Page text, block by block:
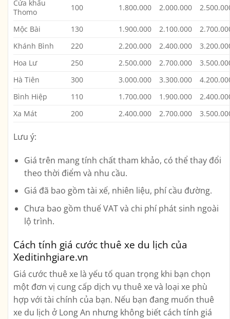
Cửa khẩu
Thomo
100 1.800.000 2.000.000
Mộc Bài 130 1.900.000 2.100.000
Khánh Bình
220 2.200.000 2.400.000
Hoa Lư
250 2.500.000 2.700.000
Hà Tiên
300 3.000.000 3.300.000
Bình Hiệp
110 1.700.000 1.900.000
Xa Mát
200 2.400.000 2.700.000
Lưu ý:
Giá trên mang tính chất tham khảo, có thể thay đổi
theo thời điểm và nhu cầu.
Giá đã bao gồm tài xế, nhiên liệu, phí cầu đường.
Chưa bao gồm thuế VAT và chi phí phát sinh ngoài
lộ trình.
Cách tính giá cước thuê xe du lịch của
Xeditinhgiare.vn
Giá cước thuê xe là yếu tố quan trọng khi bạn chọn
một đơn vị cung cấp dịch vụ thuê xe và loại xe phù
hợp với tài chính của bạn. Nếu bạn đang muốn thuê
xe du lịch ở Long An nhưng không biết cách tính giá